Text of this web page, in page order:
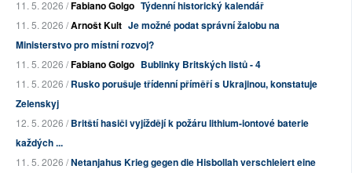
11. 5. 2026 /Fabiano Golgo Týdenní historický kalendář
11. 5. 2026 /Arnošt Kult Je možné podat správní žalobu na
Ministerstvo pro místní rozvoj?
11. 5. 2026 /Fabiano Golgo Bublinky Britských listů - 4
11. 5. 2026 /Rusko porušuje třídenní příměří s Ukrajinou, konstatuje
Zelenskyj
12. 5. 2026 /Britští hasiči vyjíždějí k požáru lithium-iontové baterie
každých ...
11. 5. 2026 /Netanjahus Krieg gegen die Hisbollah verschleiert eine